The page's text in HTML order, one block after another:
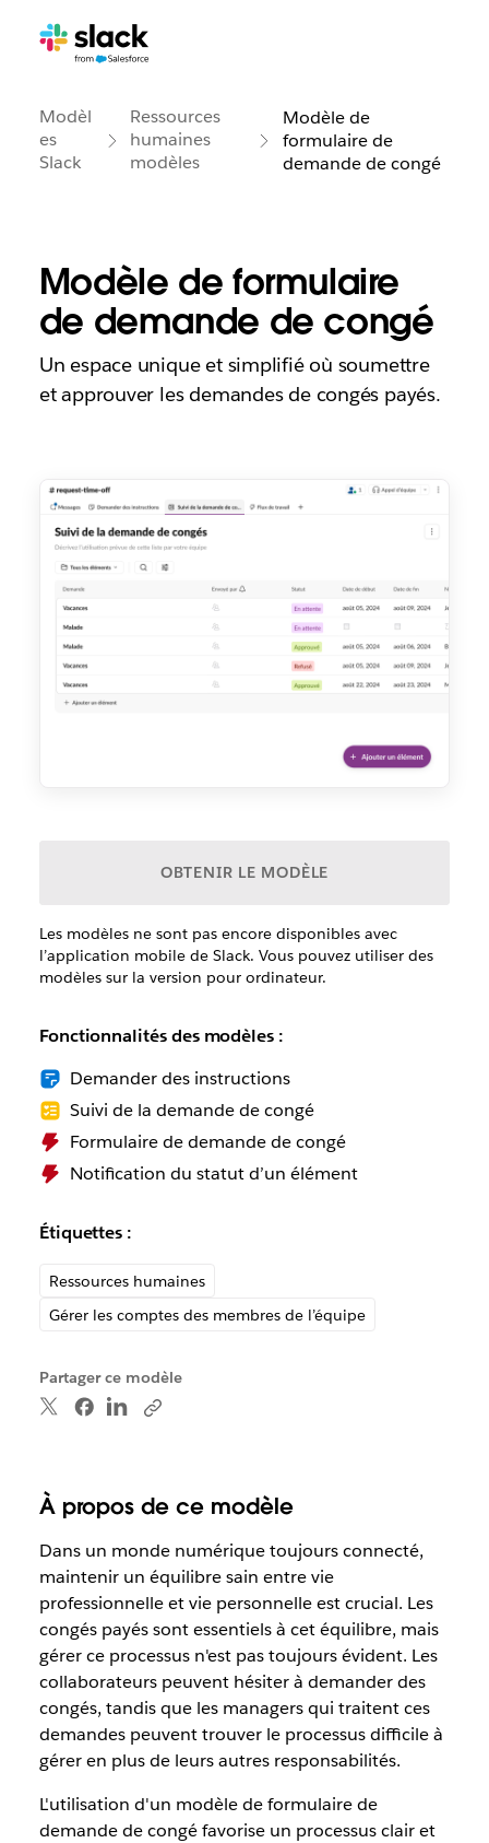
Modèl
es
Slack
Ressources
humaines
modèles
Modèle de
formulaire de
demande de congé
Modèle de formulaire
de demande de congé
Un espace unique et simplifié où soumettre
et approuver les demandes de congés payés.
OBTENIR LE MODÈLE
Les modèles ne sont pas encore disponibles avec
l’application mobile de Slack. Vous pouvez utiliser des
modèles sur la version pour ordinateur.
Fonctionnalités des modèles :
Demander des instructions
Suivi de la demande de congé
Formulaire de demande de congé
Notification du statut d’un élément
Étiquettes :
Ressources humaines
Gérer les comptes des membres de l’équipe
Partager ce modèle
À propos de ce modèle
Dans un monde numérique toujours connecté,
maintenir un équilibre sain entre vie
professionnelle et vie personnelle est crucial. Les
congés payés sont essentiels à cet équilibre, mais
gérer ce processus n'est pas toujours évident. Les
collaborateurs peuvent hésiter à demander des
congés, tandis que les managers qui traitent ces
demandes peuvent trouver le processus difficile à
gérer en plus de leurs autres responsabilités.
L'utilisation d'un modèle de formulaire de
demande de congé favorise un processus clair et